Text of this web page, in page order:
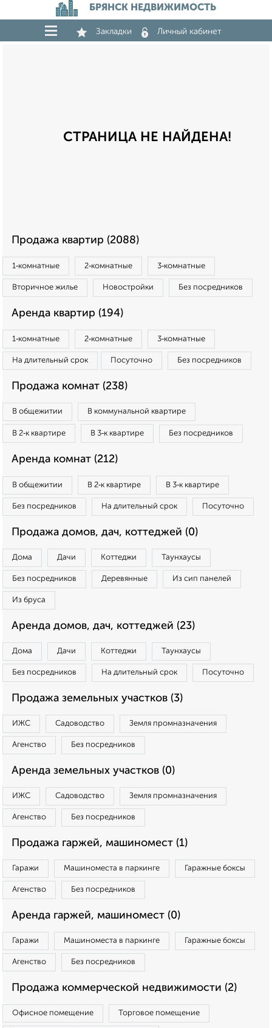
БРЯНСК НЕДВИЖИМОСТЬ
Закладки Личный кабинет
СТРАНИЦА НЕ НАЙДЕНА!
Продажа квартир (2088)
1‑комнатные 2‑комнатные 3‑комнатные
Вторичное жилье Новостройки Без посредников
Аренда квартир (194)
1‑комнатные 2‑комнатные 3‑комнатные
На длительный срок Посуточно Без посредников
Продажа комнат (238)
В общежитии В коммунальной квартире
В 2‑к квартире В 3‑к квартире Без посредников
Аренда комнат (212)
В общежитии В 2‑к квартире В 3‑к квартире
Без посредников На длительный срок Посуточно
Продажа домов, дач, коттеджей (0)
Дома Дачи Коттеджи Таунхаусы
Без посредников Деревянные Из сип панелей
Из бруса
Аренда домов, дач, коттеджей (23)
Дома Дачи Коттеджи Таунхаусы
Без посредников На длительный срок Посуточно
Продажа земельных участков (3)
ИЖС Садоводство Земля промназначения
Агенство Без посредников
Аренда земельных участков (0)
ИЖС Садоводство Земля промназначения
Агенство Без посредников
Продажа гаржей, машиномест (1)
Гаражи Машиноместа в паркинге Гаражные боксы
Агенство Без посредников
Аренда гаржей, машиномест (0)
Гаражи Машиноместа в паркинге Гаражные боксы
Агенство Без посредников
Продажа коммерческой недвижимости (2)
Офисное помещение Торговое помещение